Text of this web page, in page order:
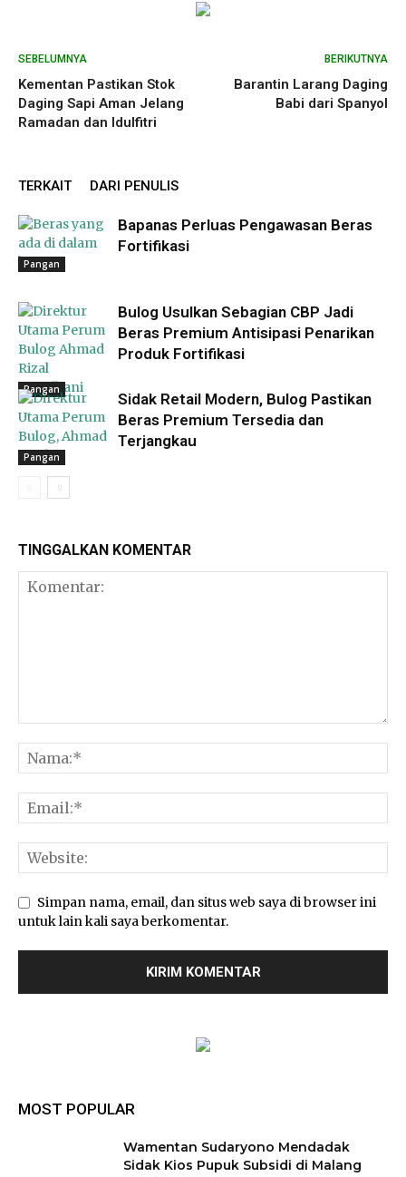
SEBELUMNYA
Kementan Pastikan Stok
Daging Sapi Aman Jelang
Ramadan dan Idulfitri
BERIKUTNYA
Barantin Larang Daging
Babi dari Spanyol
TERKAIT DARI PENULIS
Pangan
Bapanas Perluas Pengawasan Beras
Fortifikasi
Pangan
Bulog Usulkan Sebagian CBP Jadi
Beras Premium Antisipasi Penarikan
Produk Fortifikasi
Pangan
Sidak Retail Modern, Bulog Pastikan
Beras Premium Tersedia dan
Terjangkau
TINGGALKAN KOMENTAR
Simpan nama, email, dan situs web saya di browser ini
untuk lain kali saya berkomentar.
MOST POPULAR
Wamentan Sudaryono Mendadak
Sidak Kios Pupuk Subsidi di Malang